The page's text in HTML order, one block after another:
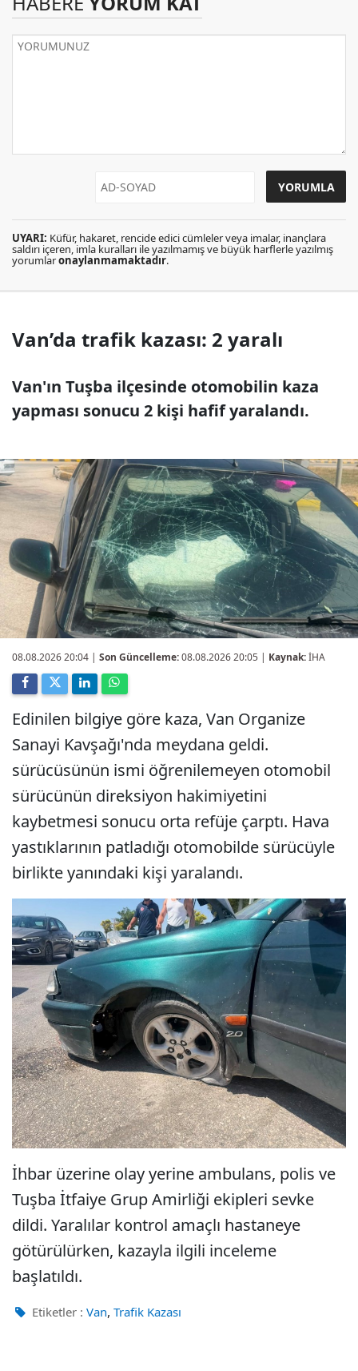
UYARI: Küfür, hakaret, rencide edici cümleler veya imalar, inançlara
saldırı içeren, imla kuralları ile yazılmamış ve büyük harflerle yazılmış
yorumlaronaylanmamaktadır.
Van’da trafik kazası: 2 yaralı
Van'ın Tuşba ilçesinde otomobilin kaza
yapması sonucu 2 kişi hafif yaralandı.
08.08.2026 20:04 | Son Güncelleme:08.08.2026 20:05 | Kaynak:İHA
Edinilen bilgiye göre kaza, Van Organize
Sanayi Kavşağı'nda meydana geldi.
sürücüsünün ismi öğrenilemeyen otomobil
sürücünün direksiyon hakimiyetini
kaybetmesi sonucu orta refüje çarptı. Hava
yastıklarının patladığı otomobilde sürücüyle
birlikte yanındaki kişi yaralandı.
İhbar üzerine olay yerine ambulans, polis ve
Tuşba İtfaiye Grup Amirliği ekipleri sevke
dildi. Yaralılar kontrol amaçlı hastaneye
götürülürken, kazayla ilgili inceleme
başlatıldı.
Etiketler : Van, Trafik Kazası